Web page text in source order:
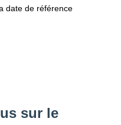
date de référence
sur le